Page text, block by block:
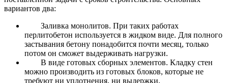
вариантов два:
Заливка монолитов. При таких работах
перлитобетон используется в жидком виде. Для полного
застывания бетону понадобится почти месяц, только
потом он сможет выдерживать нагрузки.
В виде готовых сборных элементов. Кладку стен
можно производить из готовых блоков, которые не
требуют ни уплотнения, ни выдержки.